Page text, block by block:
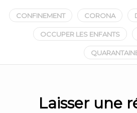
CONFINEMENT CORONA
OCCUPER LES ENFANTS
Laisser une